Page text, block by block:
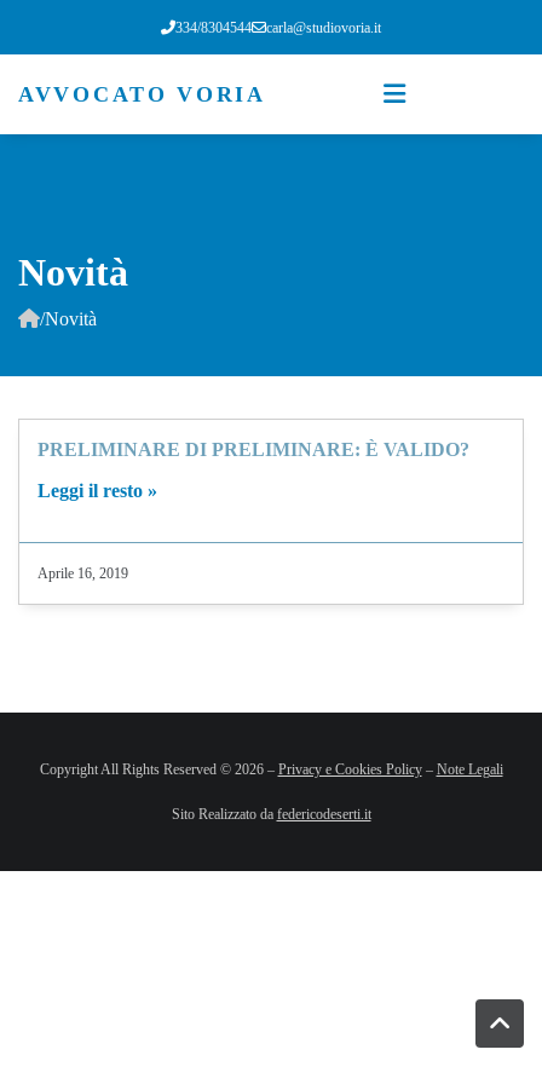
334/8304544 carla@studiovoria.it
AVVOCATO VORIA
Novità
/Novità
PRELIMINARE DI PRELIMINARE: È VALIDO?
Leggi il resto »
Aprile 16, 2019
Copyright All Rights Reserved © 2026 – Privacy e Cookies Policy– Note Legali
Sito Realizzato da federicodeserti.it